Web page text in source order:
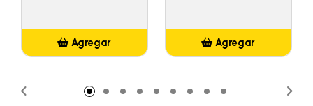
Agregar Agregar